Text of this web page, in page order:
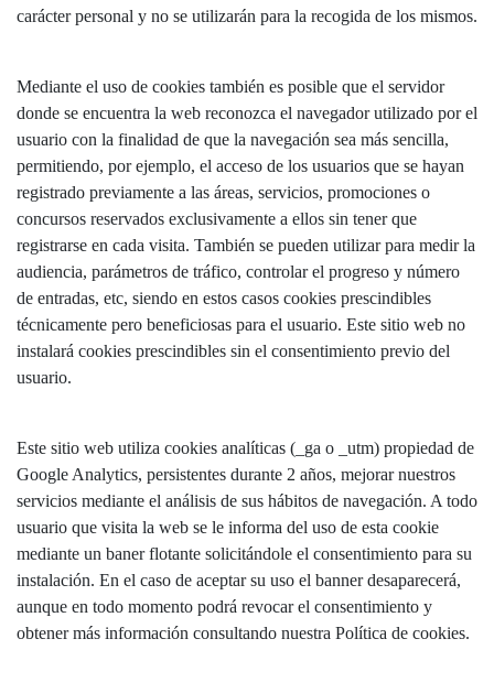
carácter personal y no se utilizarán para la recogida de los mismos.
Mediante el uso de cookies también es posible que el servidor
donde se encuentra la web reconozca el navegador utilizado por el
usuario con la finalidad de que la navegación sea más sencilla,
permitiendo, por ejemplo, el acceso de los usuarios que se hayan
registrado previamente a las áreas, servicios, promociones o
concursos reservados exclusivamente a ellos sin tener que
registrarse en cada visita. También se pueden utilizar para medir la
audiencia, parámetros de tráfico, controlar el progreso y número
de entradas, etc, siendo en estos casos cookies prescindibles
técnicamente pero beneficiosas para el usuario. Este sitio web no
instalará cookies prescindibles sin el consentimiento previo del
usuario.
Este sitio web utiliza cookies analíticas (_ga o _utm) propiedad de
Google Analytics, persistentes durante 2 años, mejorar nuestros
servicios mediante el análisis de sus hábitos de navegación. A todo
usuario que visita la web se le informa del uso de esta cookie
mediante un baner flotante solicitándole el consentimiento para su
instalación. En el caso de aceptar su uso el banner desaparecerá,
aunque en todo momento podrá revocar el consentimiento y
obtener más información consultando nuestra Política de cookies.